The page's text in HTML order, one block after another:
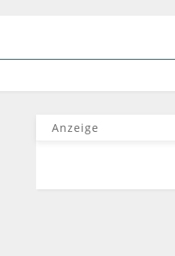
Anzeige